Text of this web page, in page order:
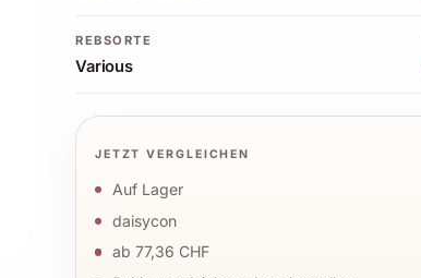
REBSORTE
Various
JETZT VERGLEICHEN
Auf Lager
daisycon
ab 77,36 CHF